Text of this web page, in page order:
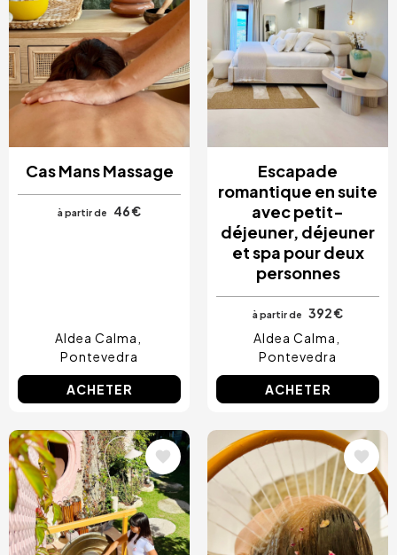
Cas Mans Massage
à partir de 46 €
Aldea Calma
Pontevedra
ACHETER
Escapade
romantique en suite
avec petit-
déjeuner, déjeuner
et spa pour deux
personnes
à partir de
392 €
Aldea Calma
Pontevedra
ACHETER
Image Image